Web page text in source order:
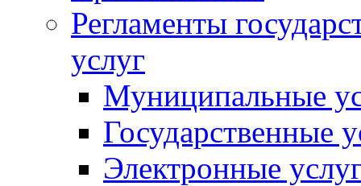
Регламенты
услуг
Муниципальные
Государственные
Электронные